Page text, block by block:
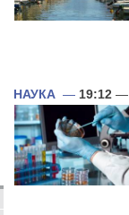
НАУКА — 19:12 —